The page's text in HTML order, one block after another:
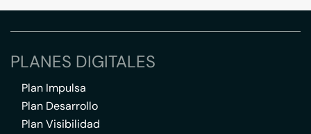
PLANES DIGITALES
Plan Impulsa
Plan Desarrollo
Plan Visibilidad